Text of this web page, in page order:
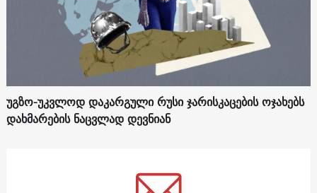
უგზო-უკვლოდ დაკარგული რუსი ჯარისკაცების ოჯახებს
დახმარების ნაცვლად დევნიან